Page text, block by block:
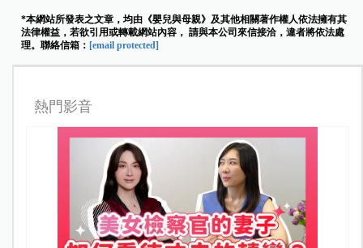
*本網站所發表之文章，均由《嬰兒與母親》及其他相關著作權人依法擁有其
法律權益，若欲引用或轉載網站內容， 請與本公司來信接洽，違者將依法處
理。聯絡信箱： [email protected]
熱門影音